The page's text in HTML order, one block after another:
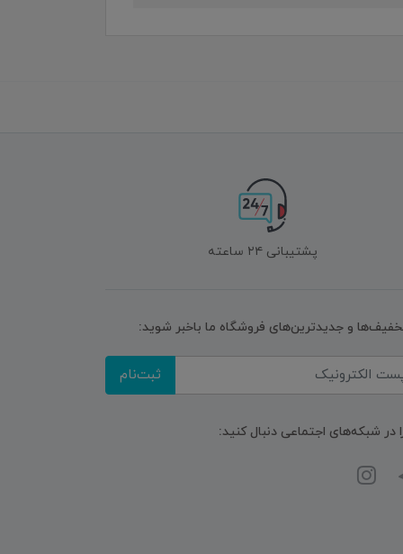
پشتیبانی ۲۴ ساعته
و جدیدترین‌های فروشگاه ما باخبر شوید:
ثبت‌نام
در شبکه‌های اجتماعی دنبال کنید: